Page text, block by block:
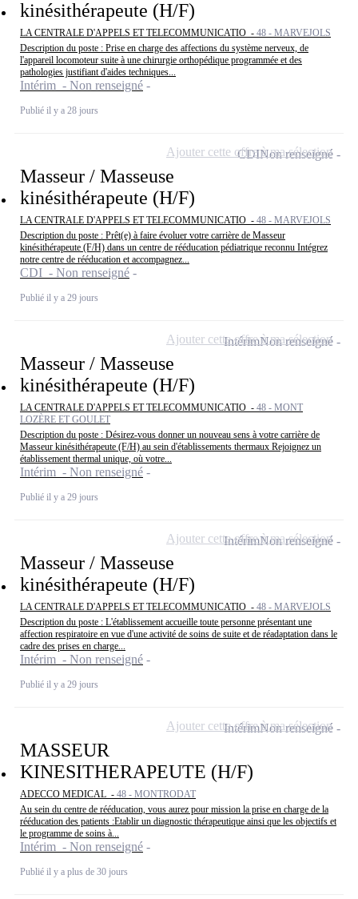
kinésithérapeute (H/F)
LA CENTRALE D'APPELS ET TELECOMMUNICATIO - 48 - MARVEJOLS
Description du poste : Prise en charge des affections du système nerveux, de
l'appareil locomoteur suite à une chirurgie orthopédique programmée et des
pathologies justifiant d'aides techniques...
Intérim - Non renseigné
Publié il y a 28 jours
Masseur / Masseuse
kinésithérapeute (H/F)
LA CENTRALE D'APPELS ET TELECOMMUNICATIO - 48 - MARVEJOLS
Description du poste : Prêt(e) à faire évoluer votre carrière de Masseur
kinésithérapeute (F/H) dans un centre de rééducation pédiatrique reconnu Intégrez
notre centre de rééducation et accompagnez...
CDI - Non renseigné
Publié il y a 29 jours
CDINon renseigné
Ajouter cette offre à ma sélection
Masseur / Masseuse
kinésithérapeute (H/F)
LA CENTRALE D'APPELS ET TELECOMMUNICATIO - 48 - MONT
LOZÈRE ET GOULET
Description du poste : Désirez-vous donner un nouveau sens à votre carrière de
Masseur kinésithérapeute (F/H) au sein d'établissements thermaux Rejoignez un
établissement thermal unique, où votre...
Intérim - Non renseigné
Publié il y a 29 jours
IntérimNon renseigné
Ajouter cette offre à ma sélection
Masseur / Masseuse
kinésithérapeute (H/F)
LA CENTRALE D'APPELS ET TELECOMMUNICATIO - 48 - MARVEJOLS
Description du poste : L'établissement accueille toute personne présentant une
affection respiratoire en vue d'une activité de soins de suite et de réadaptation dans le
cadre des prises en charge...
Intérim - Non renseigné
Publié il y a 29 jours
IntérimNon renseigné
Ajouter cette offre à ma sélection
MASSEUR
KINESITHERAPEUTE (H/F)
ADECCO MEDICAL - 48 - MONTRODAT
Au sein du centre de rééducation, vous aurez pour mission la prise en charge de la
rééducation des patients :Etablir un diagnostic thérapeutique ainsi que les objectifs et
le programme de soins à...
Intérim - Non renseigné
Publié il y a plus de 30 jours
IntérimNon renseigné
Ajouter cette offre à ma sélection